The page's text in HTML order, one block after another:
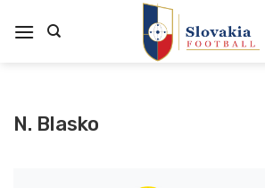
na
N. Blasko